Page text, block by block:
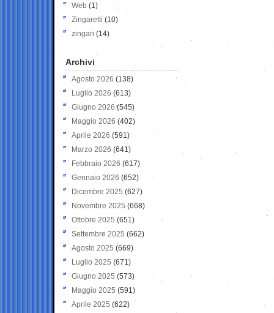
Web (1)
Zingaretti (10)
zingari (14)
Archivi
Agosto 2026 (138)
Luglio 2026 (613)
Giugno 2026 (545)
Maggio 2026 (402)
Aprile 2026 (591)
Marzo 2026 (641)
Febbraio 2026 (617)
Gennaio 2026 (652)
Dicembre 2025 (627)
Novembre 2025 (668)
Ottobre 2025 (651)
Settembre 2025 (662)
Agosto 2025 (669)
Luglio 2025 (671)
Giugno 2025 (573)
Maggio 2025 (591)
Aprile 2025 (622)